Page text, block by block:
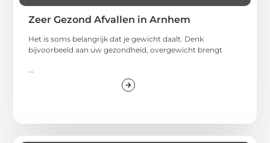
Zeer Gezond Afvallen in Arnhem
Het is soms belangrijk dat je gewicht daalt. Denk
bijvoorbeeld aan uw gezondheid, overgewicht brengt